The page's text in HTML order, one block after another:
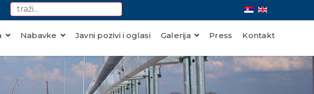
Nabavke Javni pozivi i oglasi Galerija Press Kontakt